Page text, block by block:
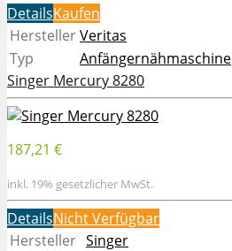
DetailsKaufen
HerstellerVeritas
Typ
Anfängernähmaschine
Singer Mercury 8280
187,21 €
inkl. 19% gesetzlicher MwSt.
DetailsNicht Verfügbar
Hersteller Singer